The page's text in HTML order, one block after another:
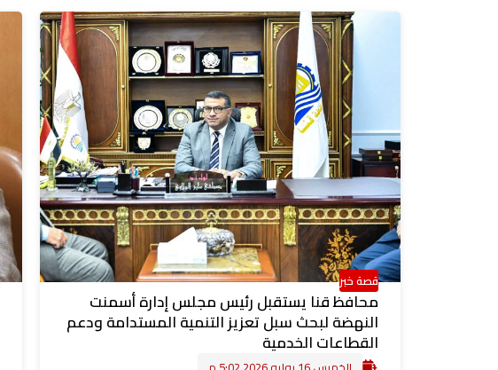
قصة خبر
محافظ قنا يستقبل رئيس مجلس إدارة أسمنت
النهضة لبحث سبل تعزيز التنمية المستدامة ودعم
القطاعات الخدمية